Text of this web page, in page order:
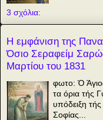
3 σχόλια:
Η εμφάνιση της
Όσιο Σεραφείμ
Μαρτίου του 1831
φωτο: Ὁ
τα όρια τής
υπόδειξη
Σοφίας...